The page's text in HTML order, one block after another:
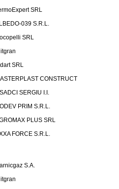
SRL
039 S.R.L.
SRL
SRL
CONSTRUCT
SERGIU I.I.
PRIM S.R.L.
PLUS SRL
FORCE S.R.L.
S.A.